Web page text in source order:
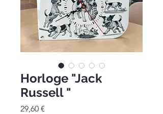
Horloge "Jack
Russell "
29,60 €